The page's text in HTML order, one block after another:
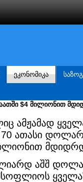
ᲔᲙᲝᲜᲝᲛᲘᲙᲐ
$4 მილიონით
ამჟამად
ათასი
აშშ